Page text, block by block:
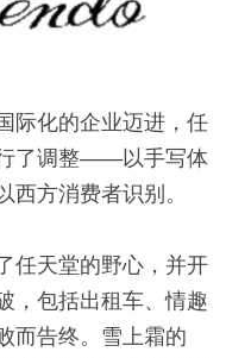
际化的企业迈进，任
了调整——以手写体
西方消费者识别。
任天堂的野心，并开
，包括出租车、情趣
而告终。雪上霜的